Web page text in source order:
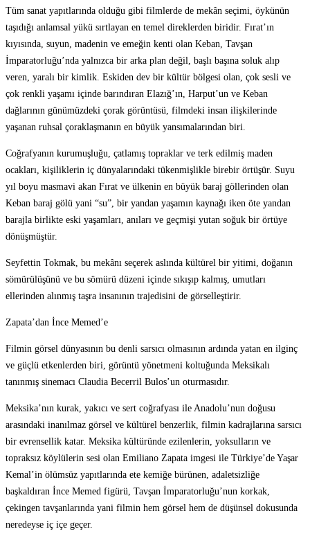
Tüm sanat yapıtlarında olduğu gibi filmlerde de mekân seçimi, öykünün
taşıdığı anlamsal yükü sırtlayan en temel direklerden biridir. Fırat’ın
kıyısında, suyun, madenin ve emeğin kenti olan Keban, Tavşan
İmparatorluğu’nda yalnızca bir arka plan değil, başlı başına soluk alıp
veren, yaralı bir kimlik. Eskiden dev bir kültür bölgesi olan, çok sesli ve
çok renkli yaşamı içinde barındıran Elazığ’ın, Harput’un ve Keban
dağlarının günümüzdeki çorak görüntüsü, filmdeki insan ilişkilerinde
yaşanan ruhsal çoraklaşmanın en büyük yansımalarından biri.
Coğrafyanın kurumuşluğu, çatlamış topraklar ve terk edilmiş maden
ocakları, kişiliklerin iç dünyalarındaki tükenmişlikle birebir örtüşür. Suyu
yıl boyu masmavi akan Fırat ve ülkenin en büyük baraj göllerinden olan
Keban baraj gölü yani “su”, bir yandan yaşamın kaynağı iken öte yandan
barajla birlikte eski yaşamları, anıları ve geçmişi yutan soğuk bir örtüye
dönüşmüştür.
Seyfettin Tokmak, bu mekânı seçerek aslında kültürel bir yitimi, doğanın
sömürülüşünü ve bu sömürü düzeni içinde sıkışıp kalmış, umutları
ellerinden alınmış taşra insanının trajedisini de görselleştirir.
Zapata’dan İnce Memed’e
Filmin görsel dünyasının bu denli sarsıcı olmasının ardında yatan en ilginç
ve güçlü etkenlerden biri, görüntü yönetmeni koltuğunda Meksikalı
tanınmış sinemacı Claudia Becerril Bulos’un oturmasıdır.
Meksika’nın kurak, yakıcı ve sert coğrafyası ile Anadolu’nun doğusu
arasındaki inanılmaz görsel ve kültürel benzerlik, filmin kadrajlarına sarsıcı
bir evrensellik katar. Meksika kültüründe ezilenlerin, yoksulların ve
topraksız köylülerin sesi olan Emiliano Zapata imgesi ile Türkiye’de Yaşar
Kemal’in ölümsüz yapıtlarında ete kemiğe bürünen, adaletsizliğe
başkaldıran İnce Memed figürü, Tavşan İmparatorluğu’nun korkak,
çekingen tavşanlarında yani filmin hem görsel hem de düşünsel dokusunda
neredeyse iç içe geçer.